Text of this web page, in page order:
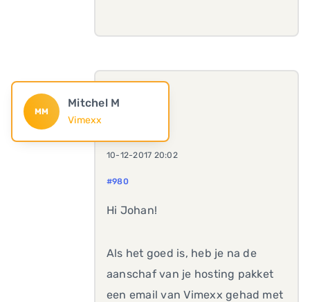
MM
Mitchel M
Vimexx
10-12-2017 20:02
#980
Hi Johan!
Als het goed is, heb je na de
aanschaf van je hosting pakket
een email van Vimexx gehad met